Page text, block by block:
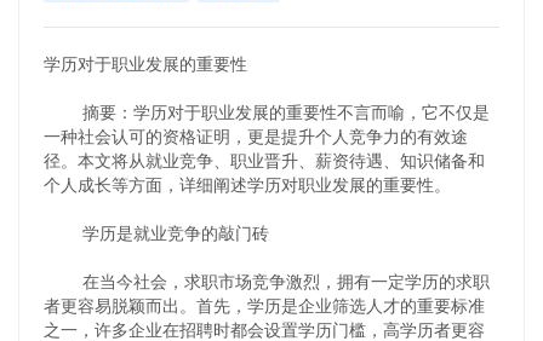
学历对于职业发展的重要性
摘要：学历对于职业发展的重要性不言而喻，它不仅是
一种社会认可的资格证明，更是提升个人竞争力的有效途
径。本文将从就业竞争、职业晋升、薪资待遇、知识储备和
个人成长等方面，详细阐述学历对职业发展的重要性。
学历是就业竞争的敲门砖
在当今社会，求职市场竞争激烈，拥有一定学历的求职
者更容易脱颖而出。首先，学历是企业筛选人才的重要标准
之一，许多企业在招聘时都会设置学历门槛，高学历者更容